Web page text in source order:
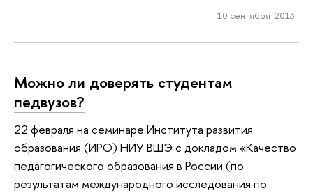
10 сентября 2013
Можно ли доверять студентам
педвузов?
22 февраля на семинаре Института развития
образования (ИРО) НИУ ВШЭ с докладом «Качество
педагогического образования в России (по
результатам международного исследования по